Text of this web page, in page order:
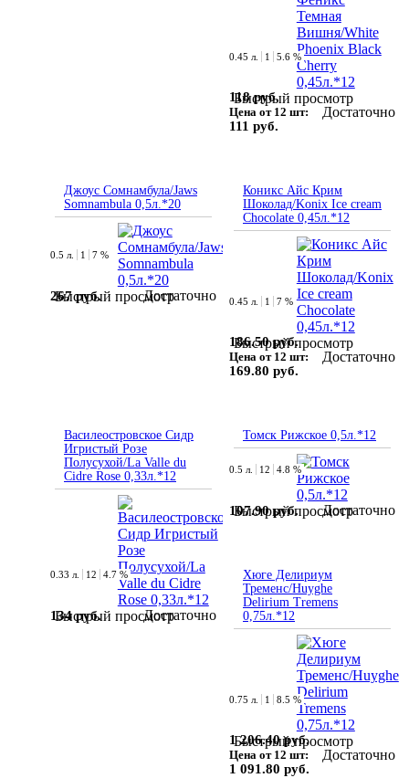
Быстрый просмотр
0.45 л. 1 5.6 %
118 руб.
Цена от 12 шт:
111 руб.
Достаточно
Джоус Сомнамбула/Jaws
Somnambula 0,5л.*20
Быстрый просмотр
0.5 л. 1 7 %
267 руб. Достаточно
Коникс Айс Крим
Шоколад/Konix Ice cream
Chocolate 0,45л.*12
Быстрый просмотр
0.45 л. 1 7 %
186.50 руб.
Цена от 12 шт:
169.80 руб.
Достаточно
Василеостровское Сидр
Игристый Розе
Полусухой/La Valle du
Cidre Rose 0,33л.*12
Быстрый просмотр
0.33 л. 12 4.7 %
134 руб. Достаточно
Томск Рижское 0,5л.*12
Быстрый просмотр
0.5 л. 12 4.8 %
107.90 руб. Достаточно
Хюге Делириум
Тременс/Huyghe
Delirium Tremens
0,75л.*12
Быстрый просмотр
0.75 л. 1 8.5 %
1 206.40 руб.
Цена от 12 шт:
1 091.80 руб.
Достаточно